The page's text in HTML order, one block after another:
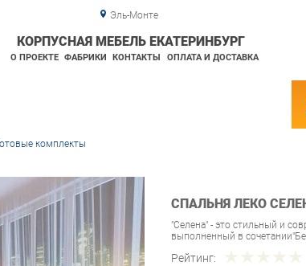
Эль-Монте
КОРПУСНАЯ МЕБЕЛЬ ЕКАТЕРИНБУРГ
О ПРОЕКТЕ ФАБРИКИ КОНТАКТЫ ОПЛАТА И ДОСТАВКА
комплекты
СПАЛЬНЯ ЛЕКО
"Селена" - это стильный и
выполненный в
Рейтинг: